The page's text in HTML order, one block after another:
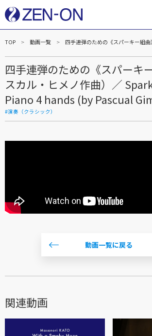
TOP 動画一覧 四手連弾のための《スパーキー組
四手連弾のための《スパーキ
スカル・ヒメノ作曲）／
Piano 4 hands (by Pascual
#演奏（クラシック）
動画一覧に戻る
関連動画